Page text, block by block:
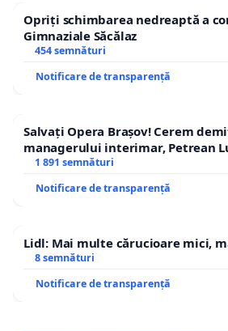
Opriți schimbarea nedreaptă a
Gimnaziale Săcălaz
454 semnături
Notificare de transparență
Salvați Opera Brașov! Cerem
managerului interimar, Petrean
1 891 semnături
Notificare de transparență
Lidl: Mai multe cărucioare mici,
8 semnături
Notificare de transparență